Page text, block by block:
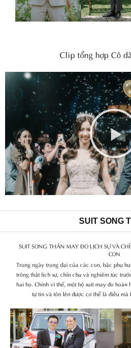
Clip tổng hợp Cô
SUIT SONG
SUIT SONG THÂN MAY ĐO LỊCH SỰ VÀ
CON
Trong ngày trọng đại của các con, bậc phụ
trông thật lịch sự, chỉn chu và nghiêm túc
hai họ. Chính vì thế, một bộ suit may đo hoàn
tự tin và tôn lên được cơ thể là điều mà